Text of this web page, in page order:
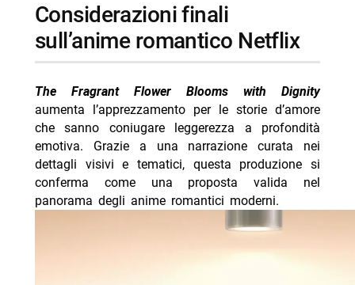
considerazioni finali
sull’anime romantico Netflix
The Fragrant Flower Blooms with Dignity
aumenta l’apprezzamento per le storie d’amore
che sanno coniugare leggerezza a profondità
emotiva. Grazie a una narrazione curata nei
dettagli visivi e tematici, questa produzione si
conferma come una proposta valida nel
panorama degli anime romantici moderni.